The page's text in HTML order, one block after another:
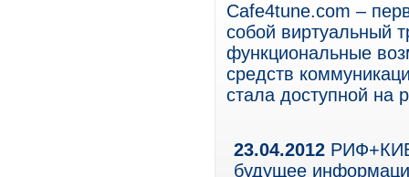
Cafe4tune.com –
собой виртуальный
функциональные
средств
стала доступной на
23.04.2012
будущее